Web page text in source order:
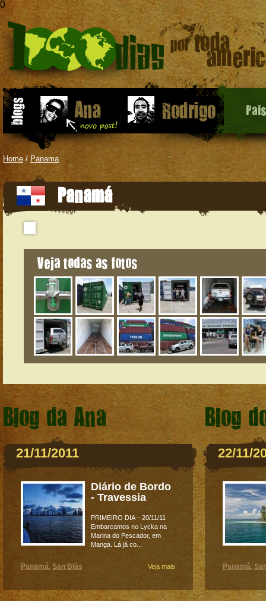
0
Home / Panama
Panamá
Veja todas as fotos
Blog da Ana
21/11/2011
Diário de Bordo
- Travessia
PRIMEIRO DIA – 20/11/11
Embarcamos no Lycka na
Marina do Pescador, em
Manga. Lá já co...
Veja mais
Panamá, San Blás
Blog
22/11/
Panamá,